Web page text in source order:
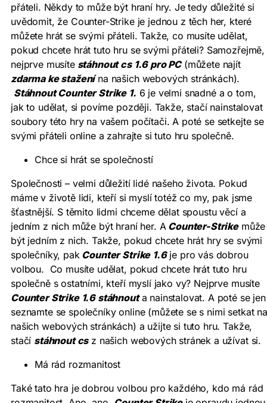
přáteli. Někdy to může být hraní hry. Je tedy důležité si
uvědomit, že Counter-Strike je jednou z těch her, které
můžete hrát se svými přáteli. Takže, co musíte udělat,
pokud chcete hrát tuto hru se svými přáteli? Samozřejmě,
nejprve musítestáhnout cs 1.6 pro PC(můžete najít
zdarma ke staženína našich webových stránkách).
Stáhnout Counter Strike 1. 6 je velmi snadné a o tom,
jak to udělat, si povíme později. Takže, stačí nainstalovat
soubory této hry na vašem počítači. A poté se setkejte se
svými přáteli online a zahrajte si tuto hru společně.
Chce si hrát se společností
Společnosti – velmi důležití lidé našeho života. Pokud
máme v životě lidi, kteří si myslí totéž co my, pak jsme
šťastnější. S těmito lidmi chceme dělat spoustu věcí a
jedním z nich může být hraní her. ACounter-Strikemůže
být jedním z nich. Takže, pokud chcete hrát hry se svými
společníky, pakCounter Strike 1.6je pro vás dobrou
volbou. Co musíte udělat, pokud chcete hrát tuto hru
společně s ostatními, kteří myslí jako vy? Nejprve musíte
Counter Strike 1.6 stáhnouta nainstalovat. A poté se jen
seznamte se společníky online (můžete se s nimi setkat na
našich webových stránkách) a užijte si tuto hru. Takže,
stačí stáhnout csz našich webových stránek a užívat si.
Má rád rozmanitost
Také tato hra je dobrou volbou pro každého, kdo má rád